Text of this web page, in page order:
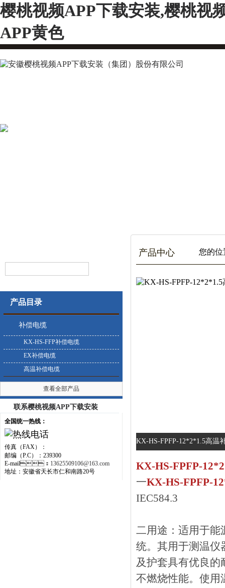
樱桃视频APP下载安装,樱桃视
APP黄色
产品目录
补偿电缆
KX-HS-FFP补偿电缆
EX补偿电缆
高温补偿电缆
查看全部产品
联系樱桃视频APP下载安装
全国统一热线：
传真（FAX）：
邮编（P.C）：239300
E-mail： 13625509106@163.com
地址：安徽省天长市仁和南路20号
产品中心 您的位
KX-HS-FPFP-12*2*1.5高温补
KX-HS-FPFP-
一KX-HS-FPFP-
IEC584.3
二用途：适用于
统。其用于测
及护套具有优良的耐热
不燃烧性能。使